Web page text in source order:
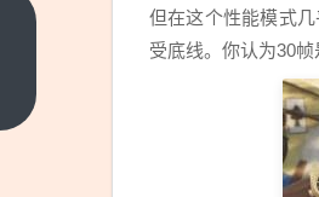
但在这个性能模式
受底线。你认为30